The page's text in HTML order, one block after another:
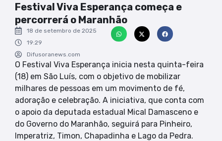
Festival Viva Esperança começa e
percorrerá o Maranhão
18 de setembro de 2025
19:29
Difusoranews.com
O Festival Viva Esperança inicia nesta quinta-feira
(18) em São Luís, com o objetivo de mobilizar
milhares de pessoas em um movimento de fé,
adoração e celebração. A iniciativa, que conta com
o apoio da deputada estadual Mical Damasceno e
do Governo do Maranhão, seguirá para Pinheiro,
Imperatriz, Timon, Chapadinha e Lago da Pedra.